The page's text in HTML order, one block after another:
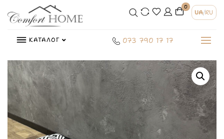
0
UA/RU
КАТАЛОГ 073 790 17 17